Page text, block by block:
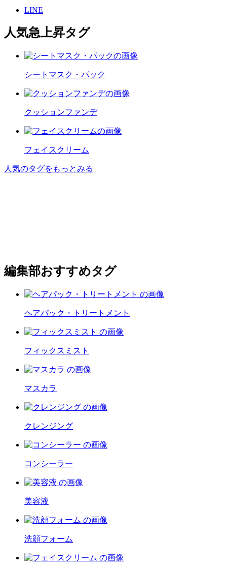
LINE
人気急上昇タグ
シートマスク・パック
クッションファンデ
フェイスクリーム
人気のタグをもっとみる
編集部おすすめタグ
ヘアパック・トリートメント
フィックスミスト
マスカラ
クレンジング
コンシーラー
美容液
洗顔フォーム